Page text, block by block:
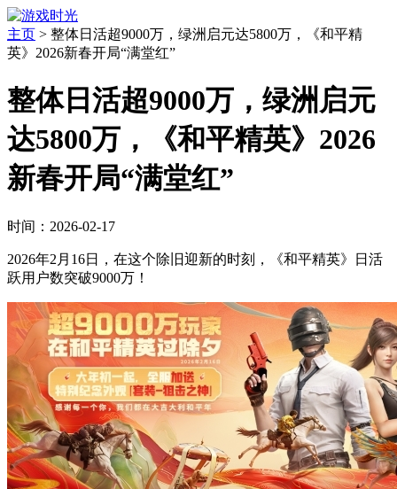
主页 > 整体日活超9000万，绿洲启元达5800万，《和平精
英》2026新春开局“满堂红”
整体日活超9000万，绿洲启元
达5800万，《和平精英》2026
新春开局“满堂红”
时间：2026-02-17
2026年2月16日，在这个除旧迎新的时刻，《和平精英》日活
跃用户数突破9000万！